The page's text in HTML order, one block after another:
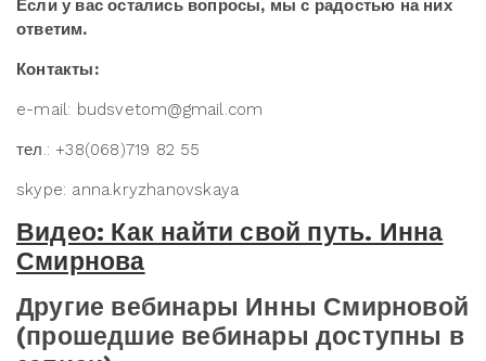
Если у вас остались вопросы, мы с радостью на них
ответим.
Контакты:
e-mail: budsvetom@gmail.com
тел.: +38(068)719 82 55
skype: anna.kryzhanovskaya
Видео: Как найти свой путь. Инна
Смирнова
Другие вебинары Инны Смирновой
(прошедшие вебинары доступны в